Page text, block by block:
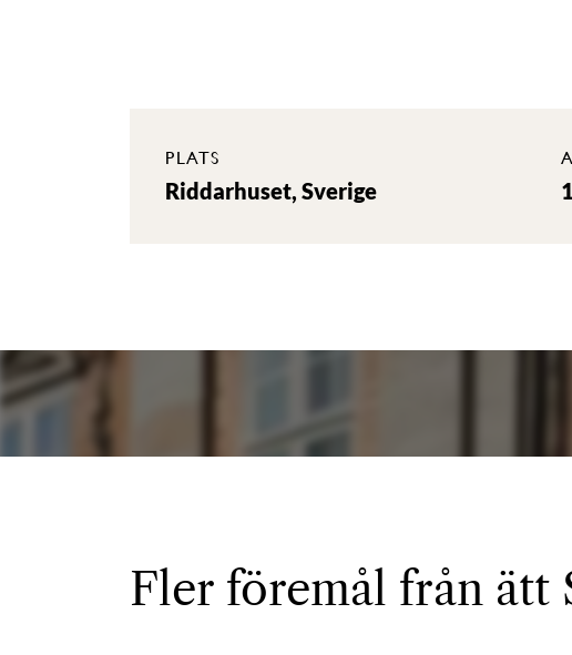
PLATS
Riddarhuset, Sverige
Fler föremål från ätt